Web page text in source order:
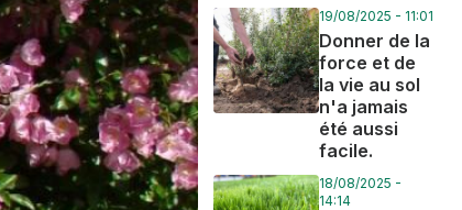
19/08/2025 - 11:01
Donner de la
force et de
la vie au sol
n'a jamais
été aussi
facile.
18/08/2025 -
14:14